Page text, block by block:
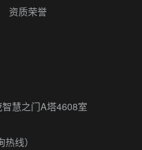
资质荣誉
慧之门A塔4608室
热线）